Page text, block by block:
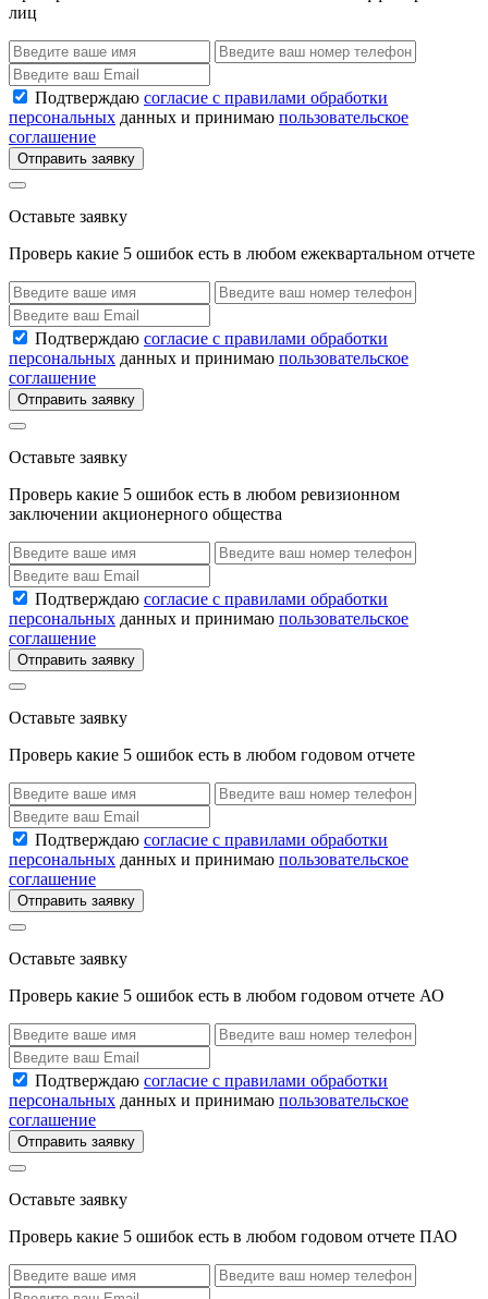
лиц
Подтверждаю согласие с правилами обработки
персональных данных и принимаю пользовательское
соглашение
Отправить заявку
Оставьте заявку
Проверь какие 5 ошибок есть в любом ежеквартальном отчете
Подтверждаю согласие с правилами обработки
персональных данных и принимаю пользовательское
соглашение
Отправить заявку
Оставьте заявку
Проверь какие 5 ошибок есть в любом ревизионном
заключении акционерного общества
Подтверждаю согласие с правилами обработки
персональных данных и принимаю пользовательское
соглашение
Отправить заявку
Оставьте заявку
Проверь какие 5 ошибок есть в любом годовом отчете
Подтверждаю согласие с правилами обработки
персональных данных и принимаю пользовательское
соглашение
Отправить заявку
Оставьте заявку
Проверь какие 5 ошибок есть в любом годовом отчете АО
Подтверждаю согласие с правилами обработки
персональных данных и принимаю пользовательское
соглашение
Отправить заявку
Оставьте заявку
Проверь какие 5 ошибок есть в любом годовом отчете ПАО